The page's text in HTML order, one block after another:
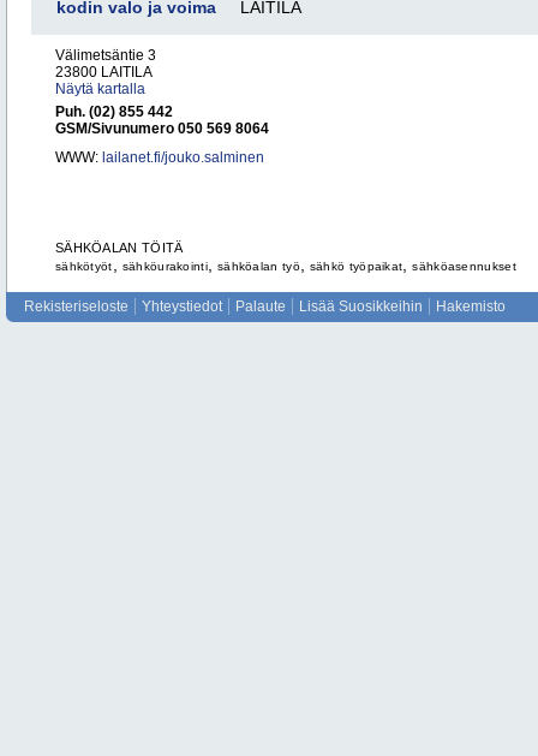
kodin valo ja voima LAITILA
Välimetsäntie 3
23800 LAITILA
Näytä kartalla
Puh. (02) 855 442
GSM/Sivunumero 050 569 8064
WWW: lailanet.fi/jouko.salminen
SÄHKÖALAN TÖITÄ
sähkötyöt sähköurakointi, sähköalan työ, sähkö työpaikat ,sähköasennukset
Rekisteriseloste Yhteystiedot Palaute Lisää Suosikkeihin Hakemisto